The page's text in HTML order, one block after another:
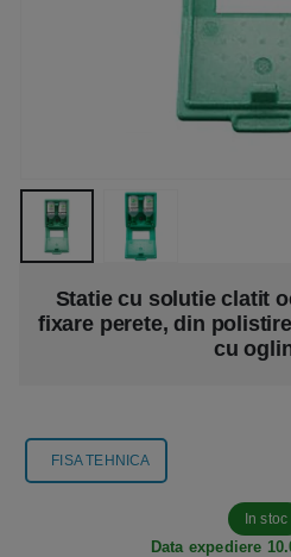
Statie cu solutie clatit
fixare perete, din
cu
FISA TEHNICA
In stoc
Data expediere